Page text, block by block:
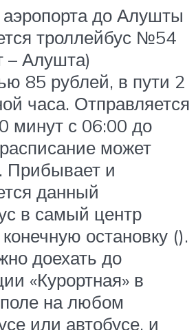
до Алушты
троллейбус №54
– Алушта)
85 рублей, в пути 2
часа. Отправляется
минут с 06:00 до
может
Прибывает и
данный
в самый центр
остановку ().
доехать до
«Курортная» в
на любом
или автобусе, и